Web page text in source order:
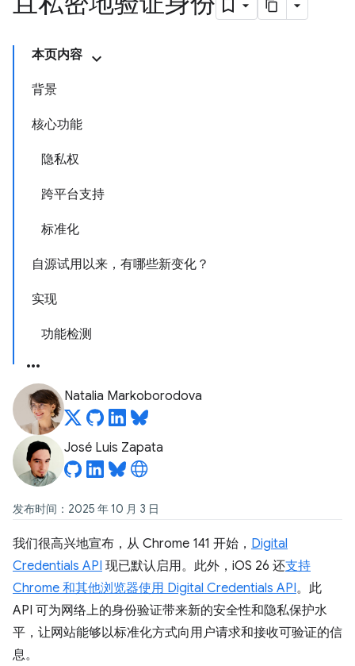
本页内容
背景
核心功能
隐私权
跨平台支持
标准化
自源试用以来，有哪些新变化？
实现
功能检测
Natalia Markoborodova
José Luis Zapata
发布时间：2025 年 10 月 3 日
我们很高兴地宣布，从 Chrome 141 开始， Digital
Credentials API 现已默认启用。此外，iOS 26 还支持
Chrome 和其他浏览器使用 Digital Credentials API。此
API 可为网络上的身份验证带来新的安全性和隐私保护水
平，让网站能够以标准化方式向用户请求和接收可验证的信
息。